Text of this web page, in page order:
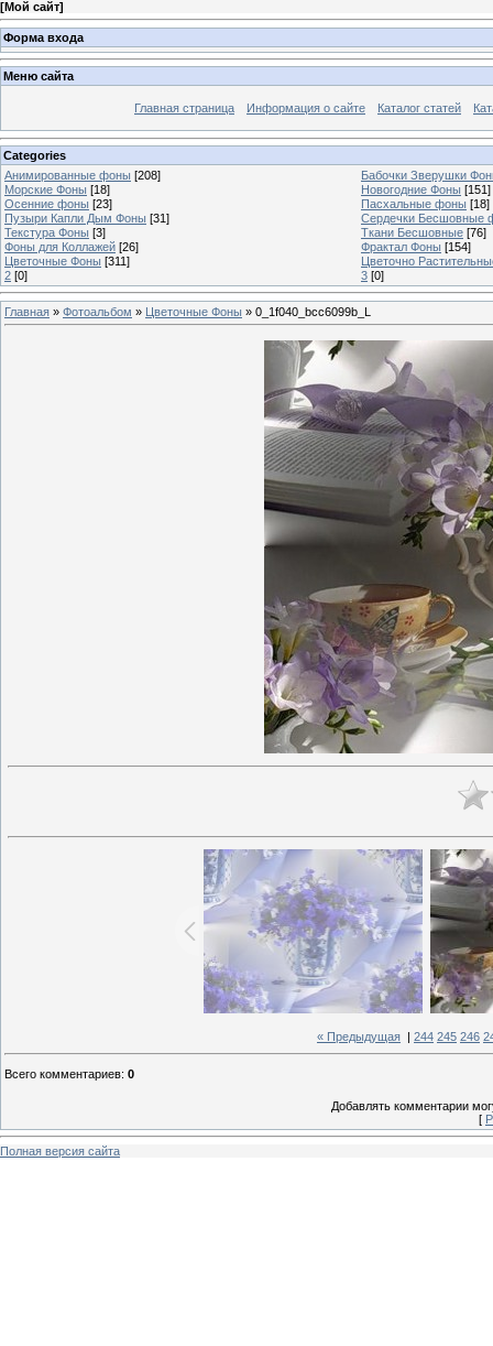
[Мой сайт]
Форма входа
Меню сайта
Главная страница Информация о сайте Каталог статей
Categories
Анимированные фоны [208]
Бабочки Зверушки
Морские Фоны [18] Новогодние Фоны [151]
Осенние фоны [23] Пасхальные фоны [18]
Пузыри Капли Дым Фоны [31]
Сердечки Бесшовные
Текстура Фоны [3] Ткани Бесшовные [76]
Фоны для Коллажей [26] Фрактал Фоны [154]
Цветочные Фоны [311]
Цветочно
2 [0] 3 [0]
Главная » Фотоальбом » Цветочные Фоны » 0_1f040_bcc6099b_L
« Предыдущая 244 245 246
Всего комментариев: 0
Добавлять комментарии
[
Полная версия сайта